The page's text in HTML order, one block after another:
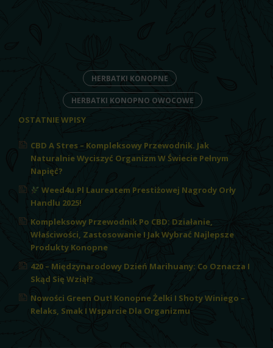
HERBATKI KONOPNE
HERBATKI KONOPNO OWOCOWE
OSTATNIE WPISY
CBD A Stres – Kompleksowy Przewodnik. Jak
Naturalnie Wyciszyć Organizm W Świecie Pełnym
Napięć?
Weed4u.pl Laureatem Prestiżowej Nagrody Orły
Handlu 2025!
Kompleksowy Przewodnik Po CBD: Działanie,
Właściwości, Zastosowanie I Jak Wybrać Najlepsze
Produkty Konopne
420 – Międzynarodowy Dzień Marihuany: Co Oznacza I
Skąd Się Wziął?
Nowości Green Out! Konopne Żelki I Shoty Winiego –
Relaks, Smak I Wsparcie Dla Organizmu